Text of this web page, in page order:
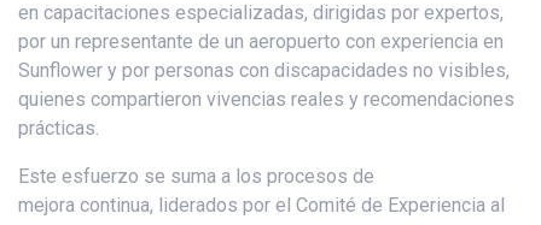
en capacitaciones especializadas, dirigidas por expertos,
por un representante de un aeropuerto con experiencia en
Sunflower y por personas con discapacidades no visibles,
quienes compartieron vivencias reales y recomendaciones
prácticas.
Este esfuerzo se suma a los procesos de
mejora continua, liderados por el Comité de Experiencia al